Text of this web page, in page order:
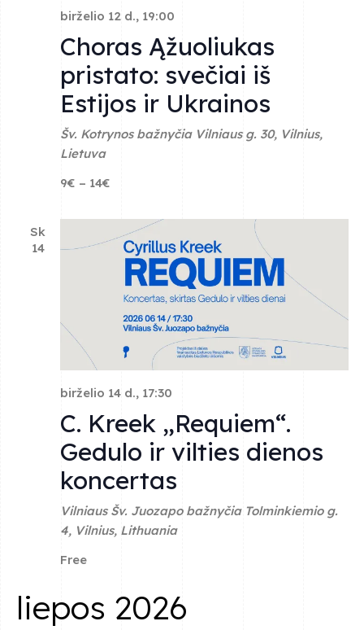
birželio 12 d., 19:00
Choras Ąžuoliukas
pristato: svečiai iš
Estijos ir Ukrainos
Šv. Kotrynos bažnyčia Vilniaus g. 30, Vilnius,
Lietuva
9€ – 14€
Sk
14
birželio 14 d., 17:30
C. Kreek „Requiem“.
Gedulo ir vilties dienos
koncertas
Vilniaus Šv. Juozapo bažnyčia Tolminkiemio g.
4, Vilnius, Lithuania
Free
liepos 2026